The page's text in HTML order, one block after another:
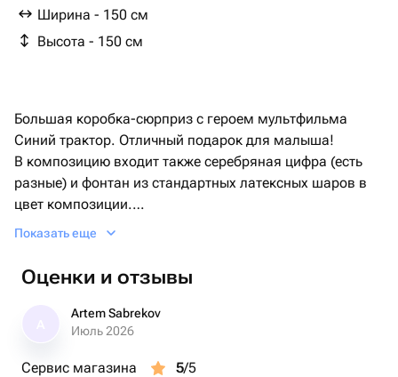
Ширина - 150 см
Высота - 150 см
Большая коробка-сюрприз с героем мультфильма
Синий трактор. Отличный подарок для малыша!
В композицию входит также серебряная цифра (есть
разные) и фонтан из стандартных латексных шаров в
цвет композиции.
При желании стандартные латексные шары могут быть
вау-эффекта.
Показать еще
Оценки и отзывы
Artem Sabrekov
Июль 2026
Сервис магазина 5/5